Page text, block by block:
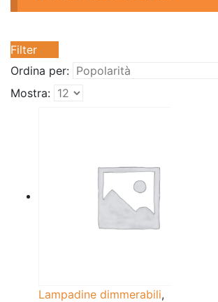
Filter
Ordina per:
Mostra:
Lampadine dimmerabili,